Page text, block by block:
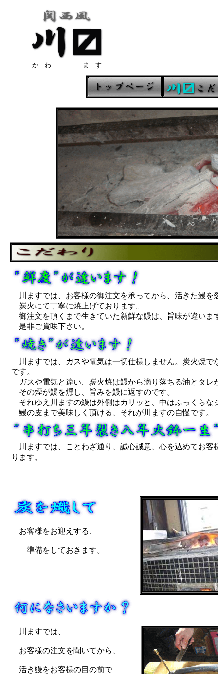
か わ ま す
川ますでは、お客様の御注文を承ってから、活きた鰻を
炭火にて丁寧に焼上げております。
御注文を頂くまで生きていた新鮮な鰻は、旨味が違いま
是非ご賞味下さい。
川ますでは、ガスや電気は一切仕様しません。炭火焼で
です。
ガスや電気と違い、炭火焼は鰻から滴り落ちる油とタレ
その煙が鰻を燻し、旨みを鰻に返すのです。
それゆえ川ますの鰻は外側はカリッと、中はふっくらな
鰻の皮まで美味しく頂ける、それが川ますの自慢です。
川ますでは、ことわざ通り、誠心誠意、心を込めてお客
ります。
お客様をお迎えする、
準備をしておきます。
川ますでは、
お客様の注文を聞いてから、
活き鰻をお客様の目の前で